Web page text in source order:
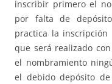
inscribir primero el
por falta de
practica la
que será realizado
el nombramiento
el debido depósito